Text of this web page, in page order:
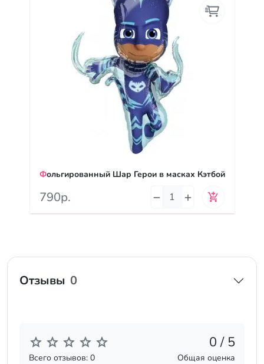
Фольгированный Шар Герои в масках Кэтбой
790р.
Отзывы 0
0 / 5
Всего отзывов: 0 Общая оценка